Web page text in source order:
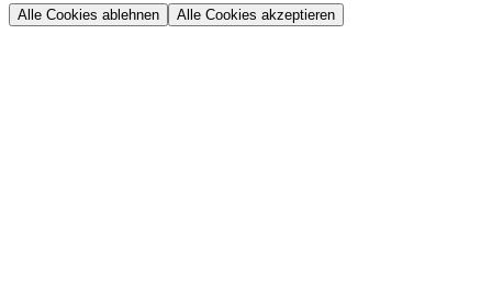
Alle Cookies ablehnen Alle Cookies akzeptieren